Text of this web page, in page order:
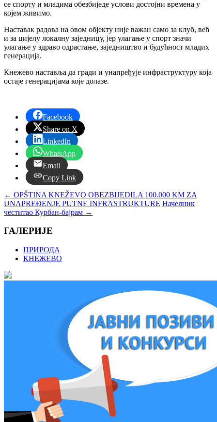
се спорту и младима обезбиједе услови достојни времена у
којем живимо.
Наставак радова на овом објекту није важан само за клуб, већ
и за цијелу локалну заједницу, јер улагање у спорт значи
улагање у здраво одрастање, заједништво и будућност младих
генерација.
Кнежево наставља да гради и унапређује инфраструктуру која
остаје генерацијама које долазе.
Facebook
Share on X
LinkedIn
WhatsApp
Email
Copy Link
← OPŠTINA KNEŽEVO OBEZBIJEDILA 100.000 KM ZA
UNAPREĐENJE PUTNE INFRASTRUKTURE Начелник
честитао Курбан-бајрам →
ГАЛЕРИЈЕ
ПРИРОДА
КНЕЖЕВО